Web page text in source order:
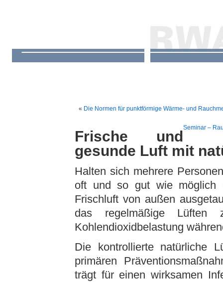
« Die Normen für punktförmige Wärme- und
Seminar –
Frische und
gesunde Luft mit
Halten sich mehrere
oft und so gut wie möglich
Frischluft von außen
das regelmäßige
Kohlendioxidbelastung
Die kontrollierte natürliche
primären
trägt für einen wirksamen